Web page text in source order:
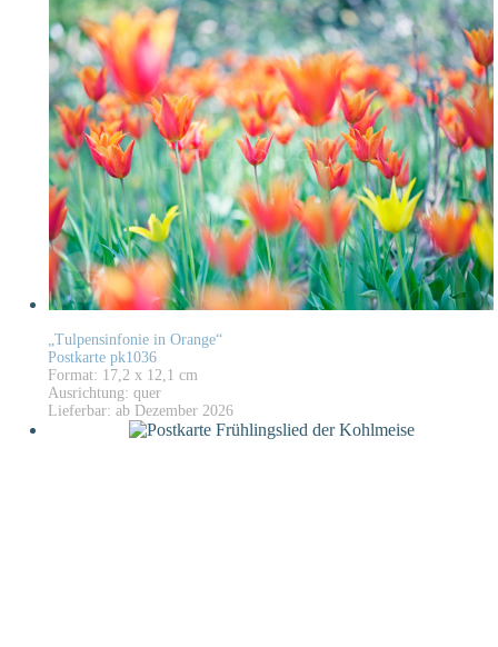
„Tulpensinfonie in Orange“
Postkarte pk1036
Format: 17,2 x 12,1 cm
Ausrichtung: quer
Lieferbar: ab Dezember 2026